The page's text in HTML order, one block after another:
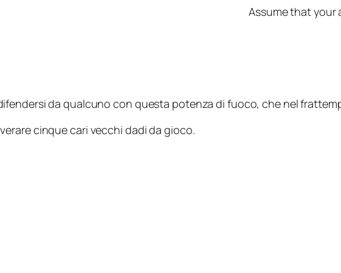
Assume that your
da qualcuno con questa potenza di fuoco, che nel
cinque cari vecchi dadi da gioco.